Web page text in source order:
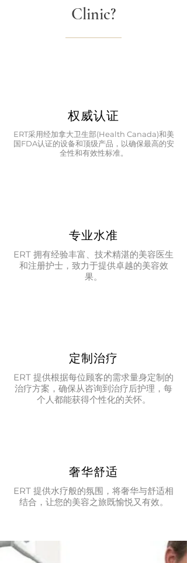
Clinic?
权威认证
ERT采用经加拿大卫生部(Health Canada)和美
国FDA认证的设备和顶级产品，以确保最高的安
全性和有效性标准。
专业水准
ERT 拥有经验丰富、技术精湛的美容医生
和注册护士，致力于提供卓越的美容效
果。
定制治疗
ERT 提供根据每位顾客的需求量身定制的
治疗方案，确保从咨询到治疗后护理，每
个人都能获得个性化的关怀。
奢华舒适
ERT 提供水疗般的氛围，将奢华与舒适相
结合，让您的美容之旅既愉悦又有效。